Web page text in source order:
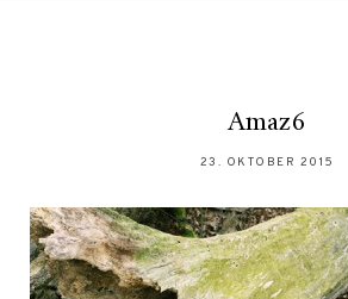
Amaz6
23. OKTOBER 2015